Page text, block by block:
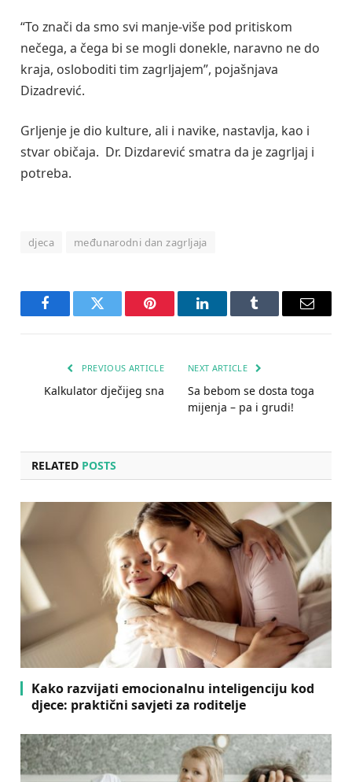
“To znači da smo svi manje-više pod pritiskom
nečega, a čega bi se mogli donekle, naravno ne do
kraja, osloboditi tim zagrljajem”, pojašnjava
Dizadrević.
Grljenje je dio kulture, ali i navike, nastavlja, kao i
stvar običaja. Dr. Dizdarević smatra da je zagrljaj i
potreba.
djeca međunarodni dan zagrljaja
FacebookTwitter Pinterest LinkedInTumblr Email
PREVIOUS ARTICLE
Kalkulator dječijeg sna
NEXT ARTICLE
Sa bebom se dosta toga
mijenja – pa i grudi!
RELATED POSTS
Kako razvijati emocionalnu inteligenciju kod
djece: praktični savjeti za roditelje